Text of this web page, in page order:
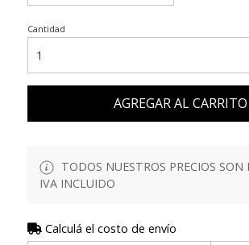
Cantidad
AGREGAR AL CARRITO
TODOS NUESTROS PRECIOS SON
IVA INCLUIDO
Calculá el costo de envío